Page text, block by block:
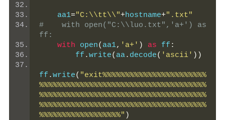
    aa1
="C:\\tt\\"+hostname+".txt"
#    with open("C:\\luo.txt",'a+') as
ff:
with open( aa1, 'a+' ) as ff :
        ff
.write( aa. decode( 'ascii' ))
ff .write( "exit%%%%%%%%%%%%%%%%%%%%%%%
%%%%%%%%%%%%%%%%%%%%%%%%%%%%%%%%%%%%%
%%%%%%%%%%%%%%%%%%%%%%%%%%%%%%%%%%%%%
%%%%%%%%%%%%%%%%%%%%%%%%%%%%%%%%%%%%%
%%%%%%%%%%%%%%%%%%" )